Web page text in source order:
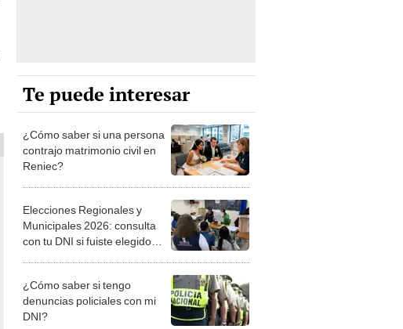
Te puede interesar
¿Cómo saber si una persona
contrajo matrimonio civil en
Reniec?
Elecciones Regionales y
Municipales 2026: consulta
con tu DNI si fuiste elegido
la ONPE
¿Cómo saber si tengo
denuncias policiales con mi
DNI?